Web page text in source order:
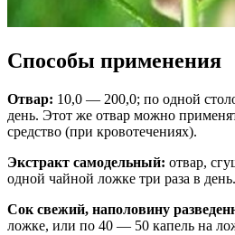
Способы применения
Отвар: 10,0 — 200,0; по одной
день. Этот же отвар можно
средство (при кровотечениях).
Экстракт самодельный: отвар,
одной чайной ложке три раза в день.
Сок свежий, наполовину
ложке, или по 40 — 50 капель на